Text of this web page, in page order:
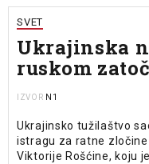
SVET
Ukrajinska
ruskom
IZVOR N1
Ukrajinsko tužilaštvo
istragu za ratne
Viktorije Rošćine, koju